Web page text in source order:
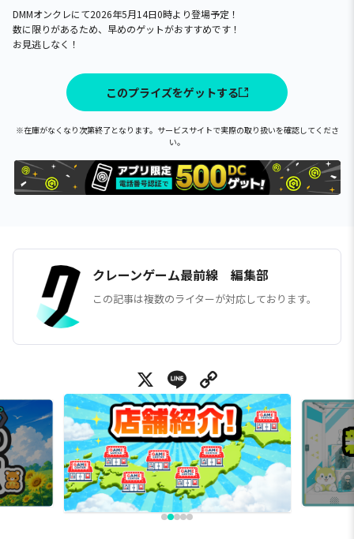
DMMオンクレにて2026年5月14日0時より登場予定！
数に限りがあるため、早めのゲットがおすすめです！
お見逃しなく！
このプライズをゲットする
※在庫がなくなり次第終了となります。サービスサイトで実際の取り扱いを確認してくださ
い。
クレーンゲーム最前線 編集部
この記事は複数のライターが対応しております。
X Line